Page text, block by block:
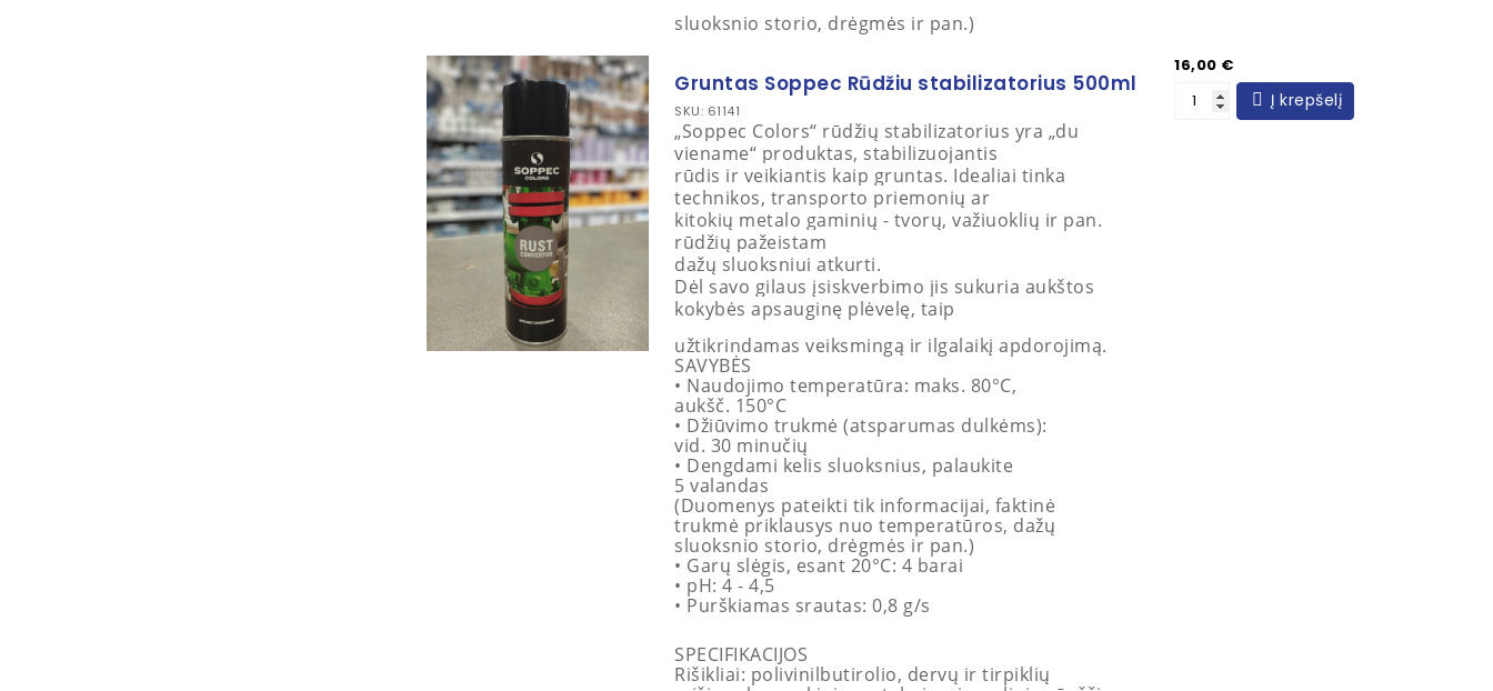
sluoksnio storio, drėgmės ir pan.)
Gruntas Soppec Rūdžiu stabilizatorius 500ml
SKU: 61141
„Soppec Colors“ rūdžių stabilizatorius yra „du
viename“ produktas, stabilizuojantis
rūdis ir veikiantis kaip gruntas. Idealiai tinka
technikos, transporto priemonių ar
kitokių metalo gaminių - tvorų, važiuoklių ir pan.
rūdžių pažeistam
dažų sluoksniui atkurti.
Dėl savo gilaus įsiskverbimo jis sukuria aukštos
kokybės apsauginę plėvelę, taip
užtikrindamas veiksmingą ir ilgalaikį apdorojimą.
SAVYBĖS
• Naudojimo temperatūra: maks. 80°C,
aukšč. 150°C
• Džiūvimo trukmė (atsparumas dulkėms):
vid. 30 minučių
• Dengdami kelis sluoksnius, palaukite
5 valandas
(Duomenys pateikti tik informacijai, faktinė
trukmė priklausys nuo temperatūros, dažų
sluoksnio storio, drėgmės ir pan.)
• Garų slėgis, esant 20°C: 4 barai
• pH: 4 - 4,5
• Purškiamas srautas: 0,8 g/s
SPECIFIKACIJOS
Rišikliai: polivinilbutirolio, dervų ir tirpiklių
Kaina
16,00 €
Į krepšelį